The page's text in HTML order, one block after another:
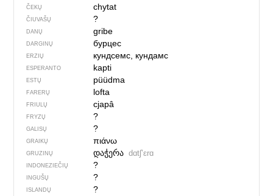
ČEKŲ chytat
ČIUVAŠŲ ?
DANŲ gribe
DARGINŲ бурцес
ERZIŲ кундсемс, кундамс
ESPERANTO kapti
ESTŲ püüdma
FARERŲ lofta
FRIULŲ cjapâ
FRYZŲ ?
GALISŲ ?
GRAIKŲ πιάνω
GRUZINŲ დაჭერა dɑtʃʼɛrɑ
INDONEZIEČIŲ ?
INGUŠŲ ?
ISLANDŲ ?